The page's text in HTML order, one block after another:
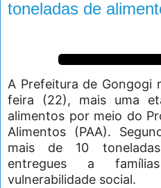
toneladas de
A Prefeitura de Gongogi
feira (22), mais uma
alimentos por meio do
Alimentos (PAA).
mais de 10
entregues a
vulnerabilidade social.